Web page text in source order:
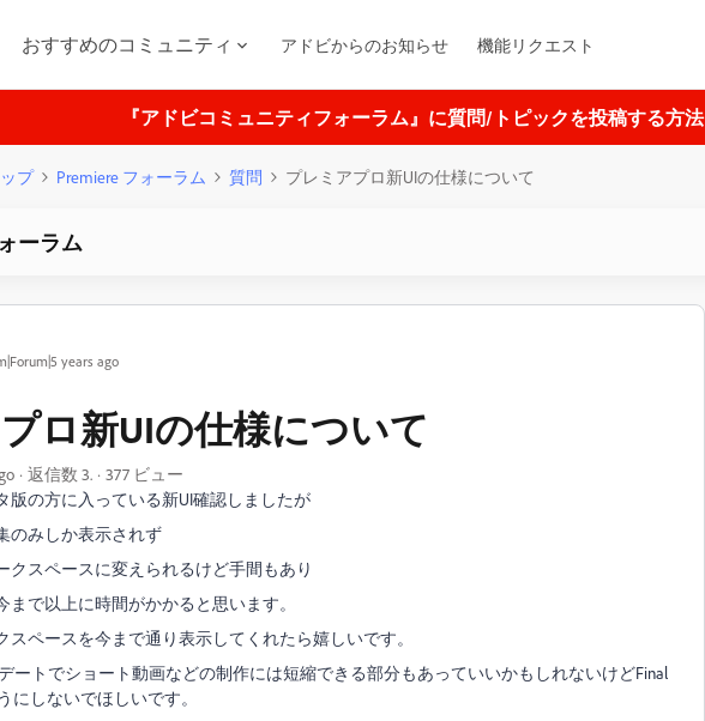
おすすめのコミュニティ アドビからのお知らせ 機能リクエスト
『アドビコミュニティフォーラム』に質問/トピックを投稿する方法
プ Premiere フォーラム 質問 プレミアプロ新UIの仕様について
ーラム
years ago
ロ新UIの仕様について
返信数 3.
377 ビュー
版の方に入っている新UI確認しましたが
のみしか表示されず
クスペースに変えられるけど手間もあり
まで以上に時間がかかると思います。
スペースを今まで通り表示してくれたら嬉しいです。
ートでショート動画などの制作には短縮できる部分もあっていいかもしれないけどFinal
にしないでほしいです。